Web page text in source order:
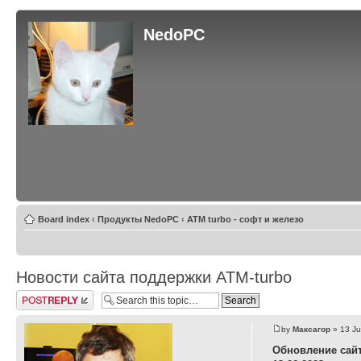
NedoPC
Board index ‹ Продукты NedoPC ‹ ATM turbo - софт и железо
Новости сайта поддержки ATM-turbo
Post a reply
byМаксагор » 13
Обновление